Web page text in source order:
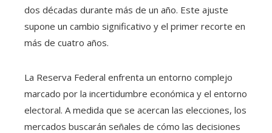
dos décadas durante más de un año. Este ajuste
supone un cambio significativo y el primer recorte en
más de cuatro años.
La Reserva Federal enfrenta un entorno complejo
marcado por la incertidumbre económica y el entorno
electoral. A medida que se acercan las elecciones, los
mercados buscarán señales de cómo las decisiones